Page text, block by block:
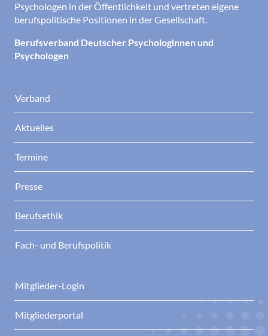
Psychologen in der Öffentlichkeit und vertreten eigene
berufspolitische Positionen in der Gesellschaft.
Berufsverband Deutscher Psychologinnen und
Psychologen
Verband
Aktuelles
Termine
Presse
Berufsethik
Fach- und Berufspolitik
Mitglieder-Login
Mitgliederportal